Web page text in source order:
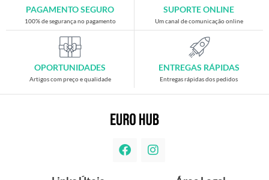
PAGAMENTO SEGURO
100% de segurança no pagamento
SUPORTE ONLINE
Um canal de comunicação online
OPORTUNIDADES
Artigos com preço e qualidade
ENTREGAS RÁPIDAS
Entregas rápidas dos pedidos